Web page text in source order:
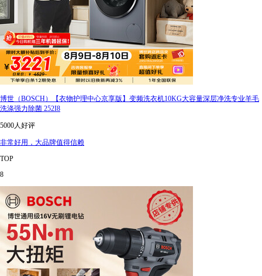
博世（BOSCH）【衣物护理中心京享版】变频洗衣机10KG大容量深层净洗专业羊毛
洗涤强力除菌 252I8
5000人好评
非常好用，大品牌值得信赖
TOP
8